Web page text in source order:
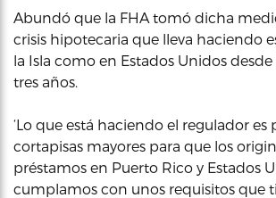
Abundó que la FHA tomó dicha
crisis hipotecaria que lleva haciendo
la Isla como en Estados Unidos
tres años.
‘Lo que está haciendo el regulador
cortapisas mayores para que los
préstamos en Puerto Rico y Estados
cumplamos con unos requisitos que